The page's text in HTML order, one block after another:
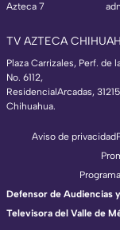
Azteca 7
TV AZTECA
Plaza Carrizales, Perf. de
No. 6112,
ResidencialArcadas,
Chihuahua.
Aviso de privacidad
Defensor de Audiencias
Televisora del Valle de